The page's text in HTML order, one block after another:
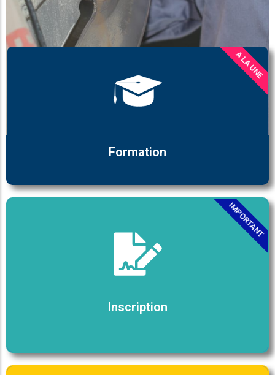
Formation
A LA UNE
Inscription
IMPORTANT